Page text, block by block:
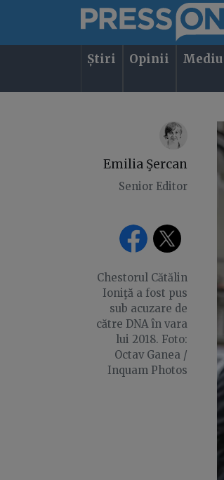
Știri Opinii Mediu
Emilia Şercan
Senior Editor
Chestorul Cătălin
Ioniţă a fost pus
sub acuzare de
către DNA în vara
lui 2018. Foto:
Octav Ganea /
Inquam Photos